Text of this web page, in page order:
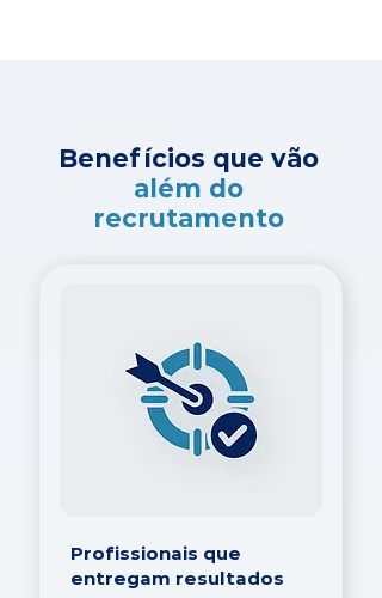
Benefícios que vão
além do
recrutamento
Profissionais que
entregam resultados